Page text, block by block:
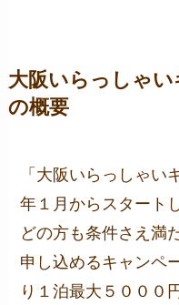
大阪いらっしゃ
の概要
「大阪いらっしゃい
年１月からスタート
どの方も条件さえ満
申し込めるキャンペ
り１泊最大５０００